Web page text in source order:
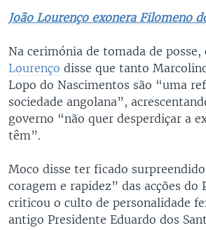
João Lourenço exonera Filomeno
Na cerimónia de tomada de posse,
Lourenço disse que tanto
Lopo do Nascimentos são “uma
sociedade angolana”,
governo “não quer desperdiçar a
têm”.
Moco disse ter ficado
coragem e rapidez” das acções do
criticou o culto de personalidade
antigo Presidente Eduardo dos